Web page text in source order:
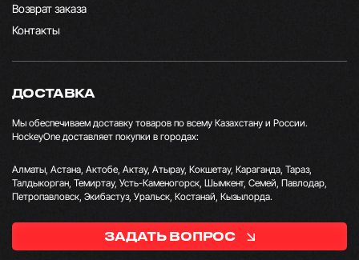
Возврат заказа
Контакты
ДОСТАВКА
Мы обеспечиваем доставку товаров по всему Казахстану и России.
HockeyOne доставляет покупки в городах:
Алматы, Астана, Актобе, Актау, Атырау, Кокшетау, Караганда, Тараз,
Талдыкорган, Темиртау, Усть-Каменогорск, Шымкент, Семей, Павлодар,
Петропавловск, Экибастуз, Уральск, Костанай, Кызылорда.
ЗАДАТЬ ВОПРОС